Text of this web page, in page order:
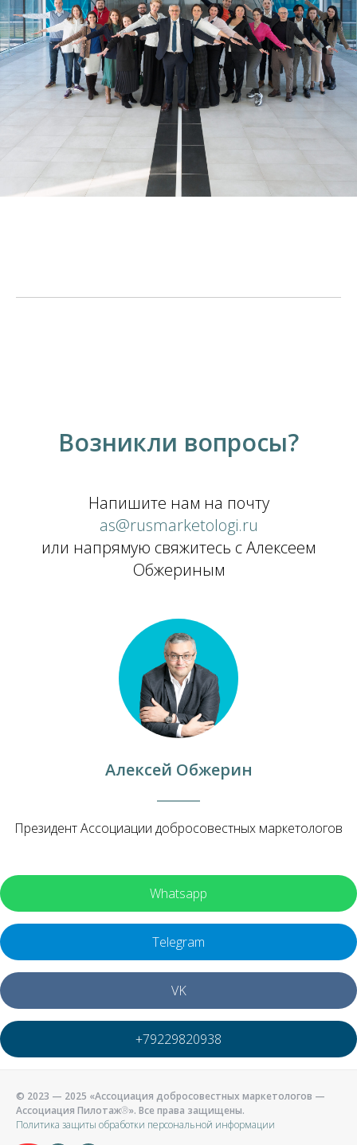
Возникли вопросы?
Напишите нам на почту
as@rusmarketologi.ru
или напрямую свяжитесь с Алексеем
Обжериным
Алексей Обжерин
Президент Ассоциации добросовестных маркетологов
Whatsapp
Telegram
VK
+79229820938
© 2023 — 2025 «Ассоциация добросовестных маркетологов —
Ассоциация Пилотаж®». Все права защищены.
Политика защиты обработки персональной информации